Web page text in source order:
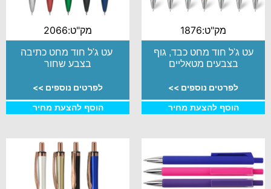
מק"ט:1876
עט ג'ל חוד מחט כבד, גוף
בצבעים מטאליים
לפרטים נוספים >>
הוסף להצעת מחיר
מק"ט:2066
עט ג'ל חוד מחט כתיבה
בצבע שחור
לפרטים נוספים >>
הוסף להצעת מחיר